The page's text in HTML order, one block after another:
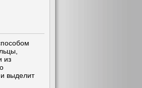
из
и выделит